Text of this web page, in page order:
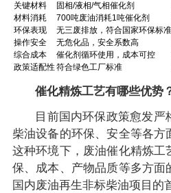
关键材料
固相/液相/气相催化剂
材料消耗
700吨废油消耗1吨催化剂
环保表现
无三废排放，符合国家环保标准
操作安全
无危化品，安全系数高
综合成本
催化剂循环使用，成本可控
政策适配性符合绿色工厂标准
催化精炼工艺有哪些优势
目前国内环保政策愈发
柴油设备的环保、安全等各方
这种环境下，废油催化精炼工
保、成本、产物品质等多方面
国内废油再生非标柴油项目的